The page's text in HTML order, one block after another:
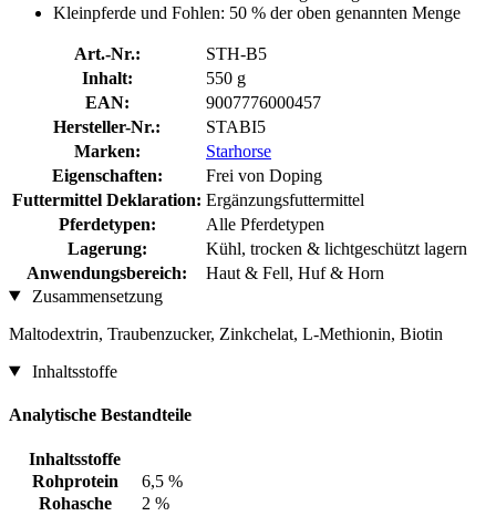
Kleinpferde und Fohlen: 50 % der oben genannten Menge
Art.-Nr.:
STH-B5
Inhalt:
550 g
EAN:
9007776000457
Hersteller-Nr.:
STABI5
Marken:
Starhorse
Eigenschaften:
Frei von Doping
Futtermittel Deklaration: Ergänzungsfuttermittel
Pferdetypen:
Alle Pferdetypen
Lagerung:
Kühl, trocken & lichtgeschützt lagern
Anwendungsbereich:
Haut & Fell, Huf & Horn
Zusammensetzung
Maltodextrin, Traubenzucker, Zinkchelat, L-Methionin, Biotin
Inhaltsstoffe
Analytische Bestandteile
Inhaltsstoffe
Rohprotein
6,5 %
Rohasche
2 %